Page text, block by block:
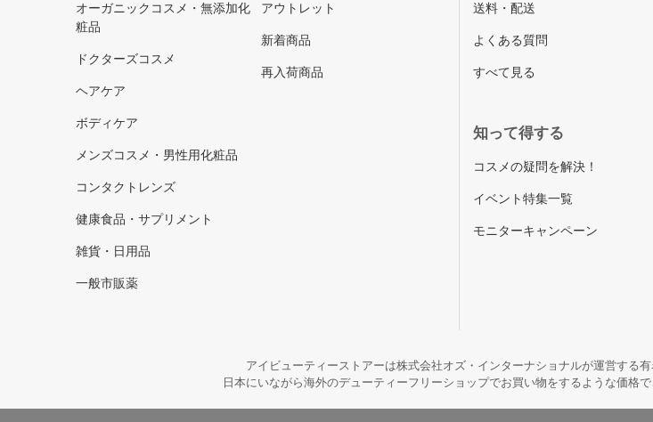
オーガニックコスメ・無添加化
粧品
ドクターズコスメ
ヘアケア
ボディケア
メンズコスメ・男性用化粧品
コンタクトレンズ
健康食品・サプリメント
雑貨・日用品
一般市販薬
アウトレット
新着商品
再入荷商品
送料・配送
よくある質問
すべて見る
知って得する
コスメの疑問を解決！
イベント特集一覧
モニターキャンペーン
アイビューティーストアーは株式会社オズ・インターナショナルが運営する
日本にいながら海外のデューティーフリーショップでお買い物をするような価格